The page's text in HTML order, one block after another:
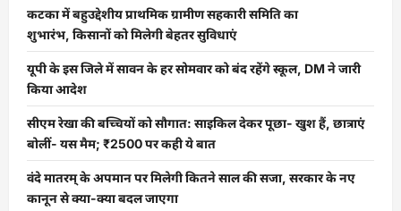
कटका में बहुउद्देशीय प्राथमिक ग्रामीण सहकारी समिति का
शुभारंभ, किसानों को मिलेगी बेहतर सुविधाएं
यूपी के इस जिले में सावन के हर सोमवार को बंद रहेंगे स्कूल, DM ने जारी
किया आदेश
सीएम रेखा की बच्चियों को सौगात: साइकिल देकर पूछा- खुश हैं, छात्राएं
बोलीं- यस मैम; ₹2500 पर कही ये बात
वंदे मातरम् के अपमान पर मिलेगी कितने साल की सजा, सरकार के नए
कानून से क्या-क्या बदल जाएगा